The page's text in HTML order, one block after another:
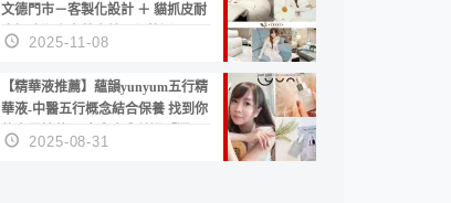
文德門市－客製化設計 ＋ 貓抓皮耐
磨好清潔｜直營直銷、價格透明
高CP值打造夢想居家風格
2025-11-08
【精華液推薦】蘊韻yunyum五行精
華液-中醫五行概念結合保養 找到你
的專屬精華！ 水㊀土㊀就選「潤・
賦精華」維持肌膚剛剛好的平衡
2025-08-31